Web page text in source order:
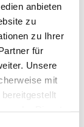
anbieten
zu
zu Ihrer
für
Unsere
mit